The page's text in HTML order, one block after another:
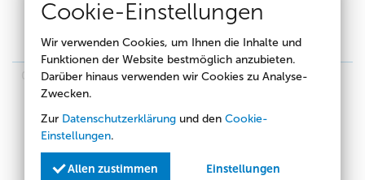
Schirmherrschaft der Stadt Cottbus mit
Herrn Oberbürgermeister Holger Kelch das
Finale vom „Stadtwerke Cottbus …
06.06.2018 Preisträger 2018
Umweltwoche gab es die ersten Preise.
Ausgezeichnet wurden die Gewinner des
Kinder-und Jugendumweltwettbewerbes
zum Thema …
Cookie-Einstellungen
Wir verwenden Cookies, um Ihnen die Inhalte und
Funktionen der Website bestmöglich anzubieten.
Darüber hinaus verwenden wir Cookies zu Analyse-
Zwecken.
Zur Datenschutzerklärung und den Cookie-
Einstellungen.
Allen zustimmen Einstellungen